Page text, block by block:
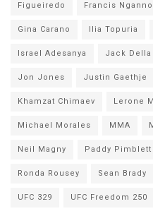
Figueiredo Francis
Gina Carano Ilia Topuria
Israel Adesanya Jack Della
Jon Jones Justin Gaethje
Khamzat Chimaev Lerone
Michael Morales MMA
Neil Magny Paddy Pimblett
Ronda Rousey Sean Brady
UFC 329 UFC Freedom 250